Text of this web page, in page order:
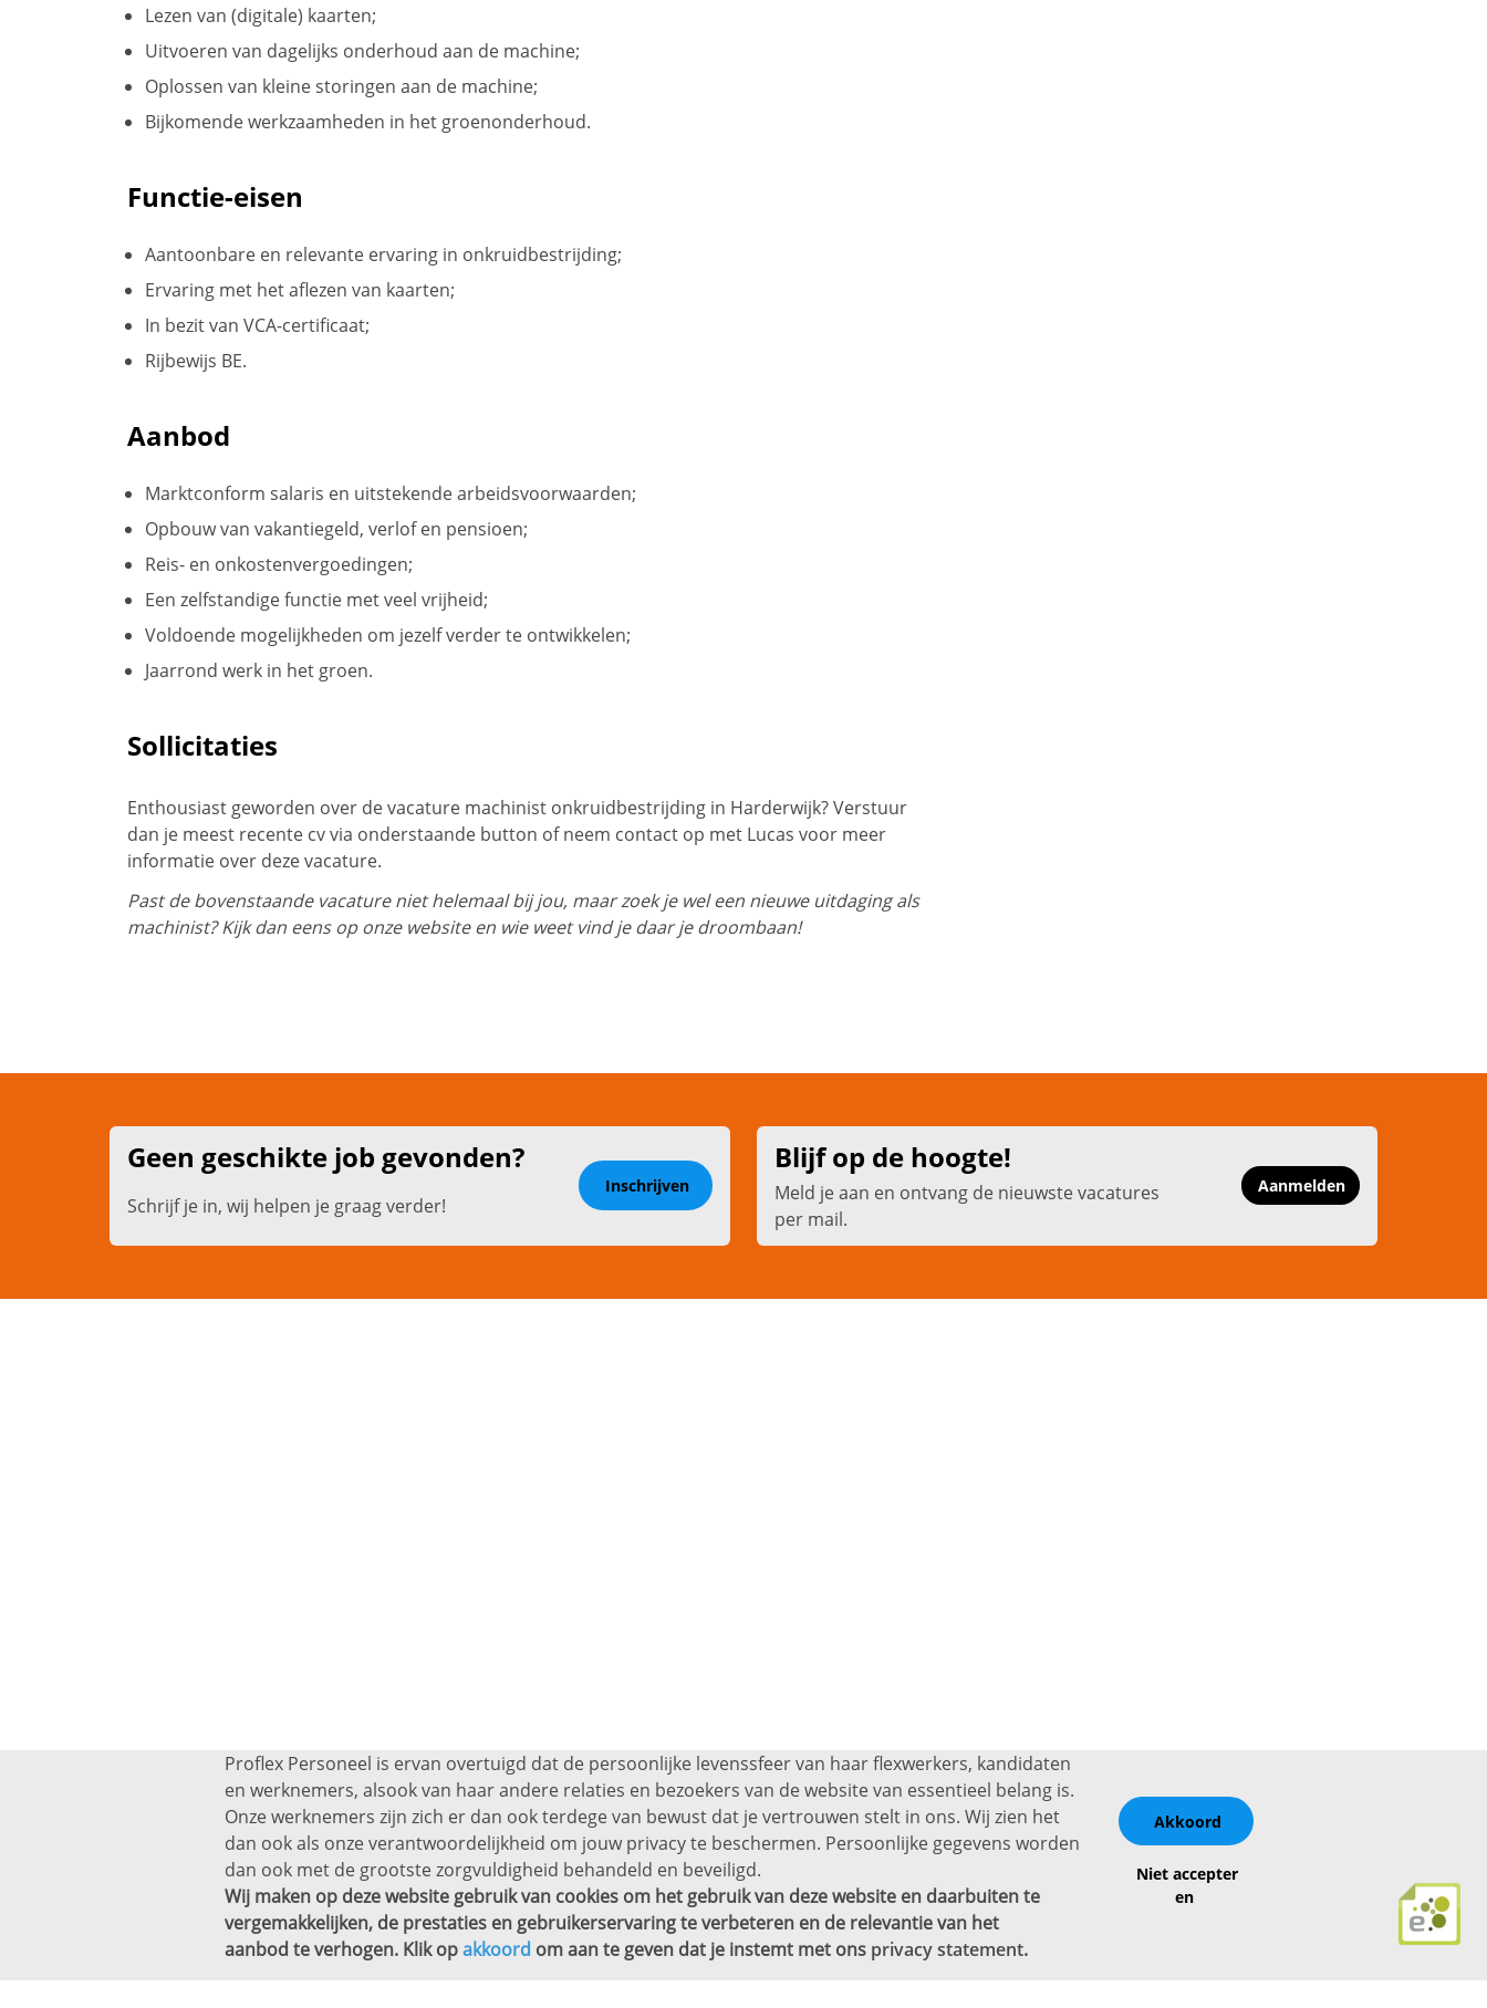
Lezen van (digitale) kaarten;
Uitvoeren van dagelijks onderhoud aan de machine;
Oplossen van kleine storingen aan de machine;
Bijkomende werkzaamheden in het groenonderhoud.
Functie-eisen
Aantoonbare en relevante ervaring in onkruidbestrijding;
Ervaring met het aflezen van kaarten;
In bezit van VCA-certificaat;
Rijbewijs BE.
Aanbod
Marktconform salaris en uitstekende arbeidsvoorwaarden;
Opbouw van vakantiegeld, verlof en pensioen;
Reis- en onkostenvergoedingen;
Een zelfstandige functie met veel vrijheid;
Voldoende mogelijkheden om jezelf verder te ontwikkelen;
Jaarrond werk in het groen.
Sollicitaties
Enthousiast geworden over de vacature machinist onkruidbestrijding in Harderwijk? Verstuur
dan je meest recente cv via onderstaande button of neem contact op met Lucas voor meer
informatie over deze vacature.
Past de bovenstaande vacature niet helemaal bij jou, maar zoek je wel een nieuwe uitdaging als
machinist? Kijk dan eens op onze website en wie weet vind je daar je droombaan!
Geen geschikte job gevonden?
Schrijf je in, wij helpen je graag verder!
Inschrijven
Blijf op de hoogte!
Meld je aan en ontvang de nieuwste vacatures
per mail.
Aanmelden
Proflex Personeel is ervan overtuigd dat de persoonlijke levenssfeer van haar flexwerkers, kandidaten
en werknemers, alsook van haar andere relaties en bezoekers van de website van essentieel belang is.
Onze werknemers zijn zich er dan ook terdege van bewust dat je vertrouwen stelt in ons. Wij zien het
dan ook als onze verantwoordelijkheid om jouw privacy te beschermen. Persoonlijke gegevens worden
dan ook met de grootste zorgvuldigheid behandeld en beveiligd.
Wij maken op deze website gebruik van cookies om het gebruik van deze website en daarbuiten te
vergemakkelijken, de prestaties en gebruikerservaring te verbeteren en de relevantie van het
aanbod te verhogen. Klik opakkoord om aan te geven dat je instemt met ons privacy statement.
Akkoord
Niet accepter
en